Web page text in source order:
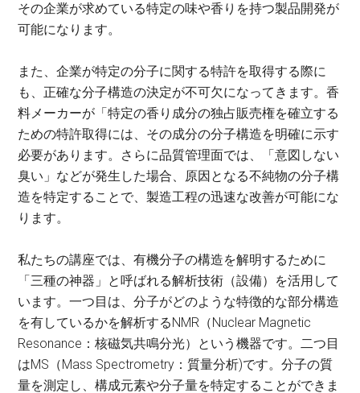
その企業が求めている特定の味や香りを持つ製品開発が
可能になります。
また、企業が特定の分子に関する特許を取得する際に
も、正確な分子構造の決定が不可欠になってきます。香
料メーカーが「特定の香り成分の独占販売権を確立する
ための特許取得には、その成分の分子構造を明確に示す
必要があります。さらに品質管理面では、「意図しない
臭い」などが発生した場合、原因となる不純物の分子構
造を特定することで、製造工程の迅速な改善が可能にな
ります。
私たちの講座では、有機分子の構造を解明するために
「三種の神器」と呼ばれる解析技術（設備）を活用して
います。一つ目は、分子がどのような特徴的な部分構造
を有しているかを解析するNMR（Nuclear Magnetic
Resonance：核磁気共鳴分光）という機器です。二つ目
はMS（Mass Spectrometry：質量分析)です。分子の質
量を測定し、構成元素や分子量を特定することができま